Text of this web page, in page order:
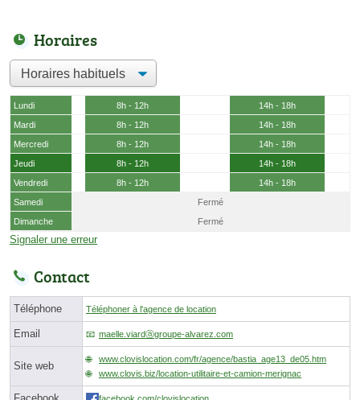
Horaires
Lundi 8h - 12h
14h - 18h
Mardi
8h - 12h
14h - 18h
Mercredi
8h - 12h
14h - 18h
Jeudi
8h - 12h
14h - 18h
Vendredi
8h - 12h
14h - 18h
Samedi
Fermé
Dimanche
Fermé
Signaler une erreur
Contact
Téléphone Téléphoner à l'agence de location
Email maelle.viardⓐgroupe-alvarez.com
Site web
www.clovislocation.com/fr/agence/bastia_age13_de05.htm
www.clovis.biz/location-utilitaire-et-camion-merignac
facebook.com/clovislocation